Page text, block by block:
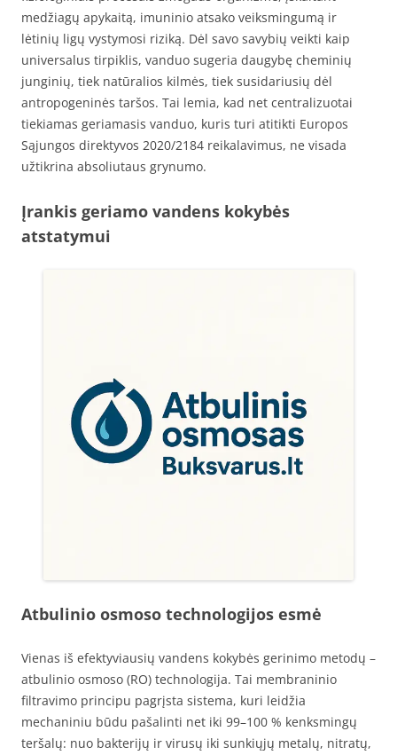
medžiagų apykaitą, imuninio atsako veiksmingumą ir
lėtinių ligų vystymosi riziką. Dėl savo savybių veikti kaip
universalus tirpiklis, vanduo sugeria daugybę cheminių
junginių, tiek natūralios kilmės, tiek susidariusių dėl
antropogeninės taršos. Tai lemia, kad net centralizuotai
tiekiamas geriamasis vanduo, kuris turi atitikti Europos
Sąjungos direktyvos 2020/2184 reikalavimus, ne visada
užtikrina absoliutaus grynumo.
Įrankis geriamo vandens kokybės
atstatymui
Atbulinio osmoso technologijos esmė
Vienas iš efektyviausių vandens kokybės gerinimo metodų –
atbulinio osmoso (RO) technologija. Tai membraninio
filtravimo principu pagrįsta sistema, kuri leidžia
mechaniniu būdu pašalinti net iki 99–100 % kenksmingų
teršalų: nuo bakterijų ir virusų iki sunkiųjų metalų, nitratų,